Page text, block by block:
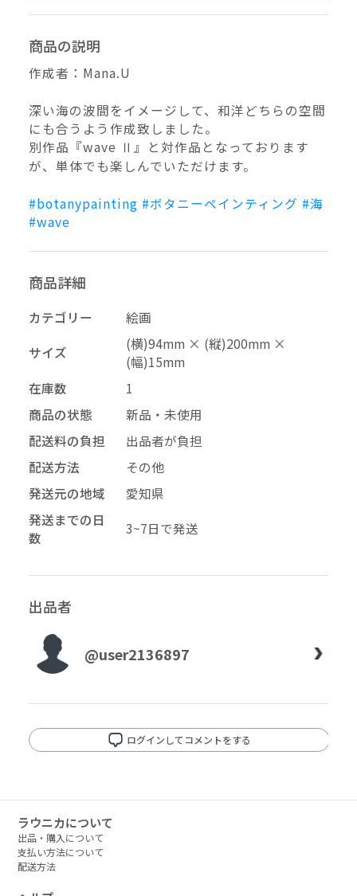
価格（指定）
–
縦 –
幅 –
投稿する
商品の説明
作成者：Mana.U
深い海の波間をイメージして、和洋どちらの空間
にも合うよう作成致しました。
別作品『wave Ⅱ』と対作品となっております
が、単体でも楽しんでいただけます。
#botanypainting #ボタニーペインティング #海
#wave
商品詳細
カテゴリー
絵画
サイズ
(横)94mm × (縦)200mm ×
(幅)15mm
在庫数
1
商品の状態
新品・未使用
配送料の負担
出品者が負担
配送方法
その他
発送元の地域
愛知県
発送までの日
数
3~7日で発送
出品者
@user2136897
ログインしてコメントをする
拒否する
ラウニカについて
出品・購入について
支払い方法について
配送方法